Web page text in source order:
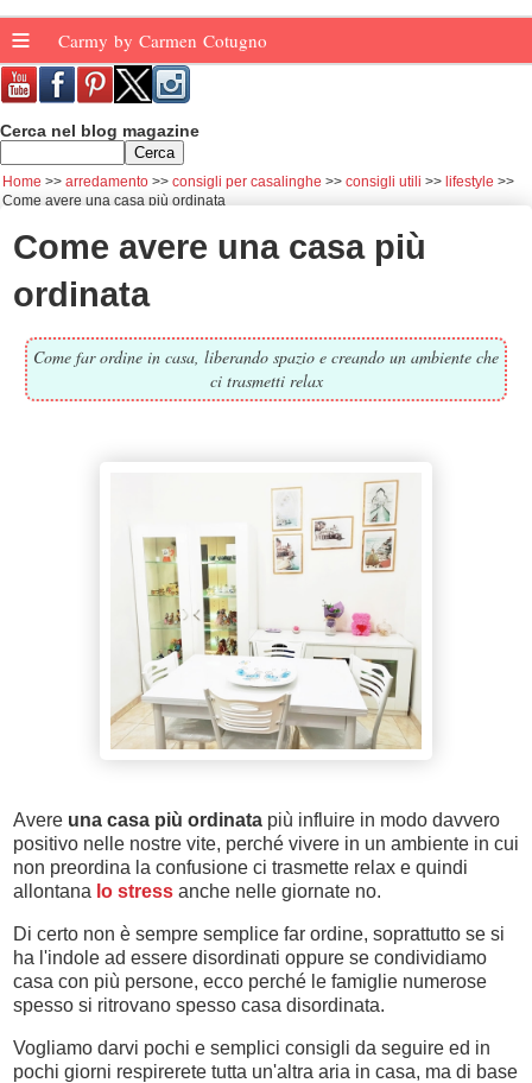
≡ Carmy by Carmen Cotugno
Cerca nel blog magazine
Home arredamento consigli per casalinghe consigli utili
lifestyle
Come avere una casa più ordinata
Come avere una casa più
ordinata
Come far ordine in casa, liberando spazio e creando un ambiente che
ci trasmetti relax
Avere una casa più ordinata più influire in modo davvero
positivo nelle nostre vite, perché vivere in un ambiente in cui
non preordina la confusione ci trasmette relax e quindi
allontana lo stress anche nelle giornate no.
Di certo non è sempre semplice far ordine, soprattutto se si
ha l'indole ad essere disordinati oppure se condividiamo
casa con più persone, ecco perché le famiglie numerose
spesso si ritrovano spesso casa disordinata.
Vogliamo darvi pochi e semplici consigli da seguire ed in
pochi giorni respirerete tutta un'altra aria in casa, ma di base